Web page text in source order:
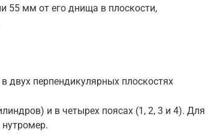
55 мм от его днища в плоскости,
двух перпендикулярных плоскостях
и в четырех поясах (1, 2, 3 и 4). Для